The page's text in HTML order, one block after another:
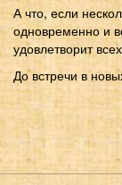
А что, если
одновременно и
удовлетворит
До встречи в